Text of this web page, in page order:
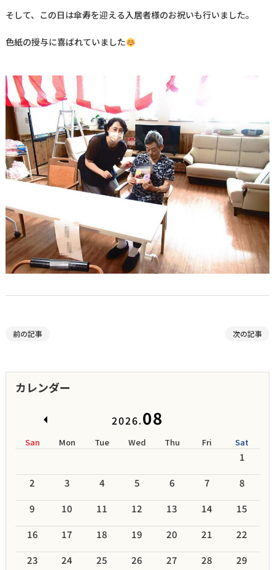
そして、この日は傘寿を迎える入居者様のお祝いも行いました。
色紙の授与に喜ばれていました
前の記事 次の記事
カレンダー
2026.08
San Mon Tue Wed Thu Fri Sat
1
2
3 4 5 6 7
8
9
10 11 12 13 14
15
16
17 18 19 20 21
22
23
24 25 26 27 28
29